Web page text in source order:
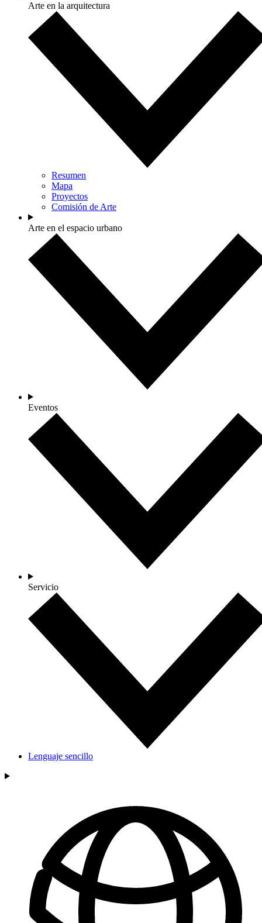
Arte en la arquitectura
Resumen
Mapa
Proyectos
Comisión de Arte
Arte en el espacio urbano
Eventos
Servicio
Lenguaje sencillo